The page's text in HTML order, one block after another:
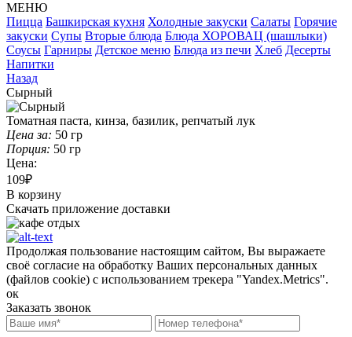
МЕНЮ
Пицца Башкирская кухня Холодные закуски Салаты Горячие
закуски Супы Вторые блюда Блюда ХОРОВАЦ (шашлыки)
Соусы Гарниры Детское меню Блюда из печи Хлеб Десерты
Напитки
Назад
Сырный
Томатная паста, кинза, базилик, репчатый лук
Цена за: 50 гр
Порция: 50 гр
Цена:
109₽
В корзину
Скачать приложение доставки
Продолжая пользование настоящим сайтом, Вы выражаете
своё согласие на обработку Ваших персональных данных
(файлов cookie) с использованием трекера "Yandex.Metrics".
ок
Заказать звонок